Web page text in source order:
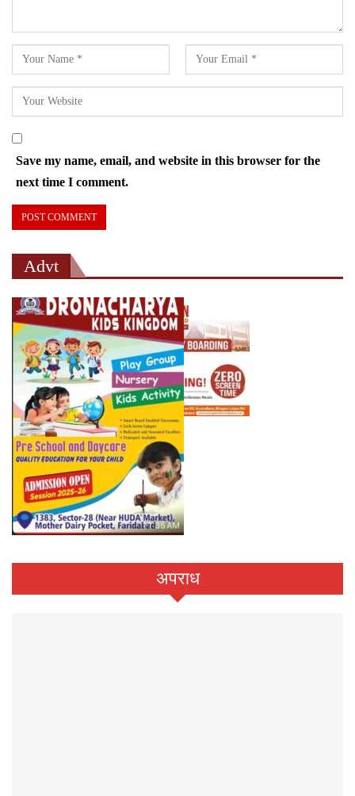
Save my name, email, and website in this browser for the
next time I comment.
Advt
अपराध